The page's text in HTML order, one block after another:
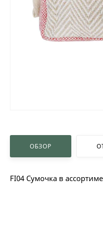
ОБЗОР
FI04 Сумочка в